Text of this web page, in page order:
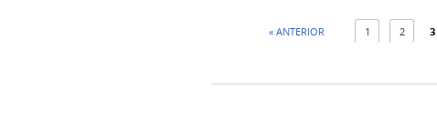
« ANTERIOR 1 2 3